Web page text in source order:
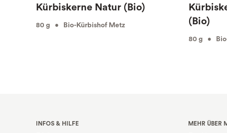
Kürbiskerne Natur (Bio)
80 g • Bio-Kürbishof Metz
(Bio)
80 g •
INFOS & HILFE MEHR ÜBER